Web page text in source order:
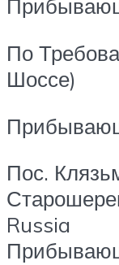
По
Шоссе)
Пос.
Russia